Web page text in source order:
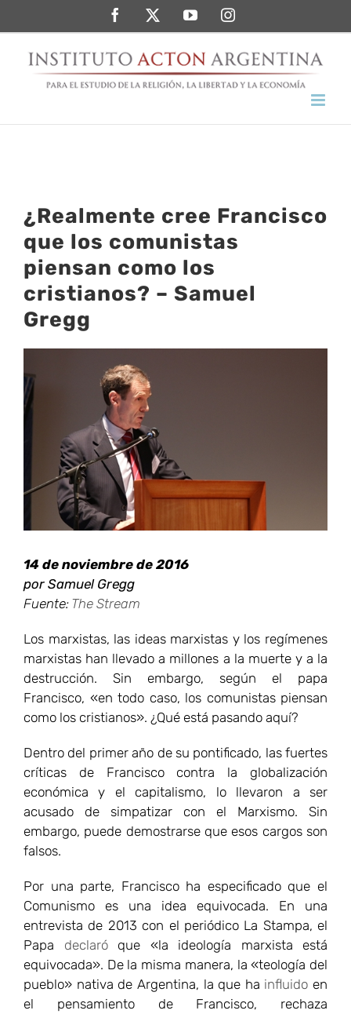
al
contenido
FacebookTwitterYouTubeInstagram
¿Realmente cree Francisco
que los comunistas
piensan como los
cristianos? – Samuel
Gregg
imagen
más
grande
14 de noviembre de 2016
por Samuel Gregg
Fuente: The Stream
Los marxistas, las ideas marxistas y los regímenes
marxistas han llevado a millones a la muerte y a la
destrucción. Sin embargo, según el papa
Francisco, «en todo caso, los comunistas piensan
como los cristianos». ¿Qué está pasando aquí?
Dentro del primer año de su pontificado, las fuertes
críticas de Francisco contra la globalización
económica y el capitalismo, lo llevaron a ser
acusado de simpatizar con el Marxismo. Sin
embargo, puede demostrarse que esos cargos son
falsos.
Por una parte, Francisco ha especificado que el
Comunismo es una idea equivocada. En una
entrevista de 2013 con el periódico La Stampa, el
Papa declaróque «la ideología marxista está
equivocada». De la misma manera, la «teología del
pueblo» nativa de Argentina, la que ha influido en
el pensamiento de Francisco, rechaza